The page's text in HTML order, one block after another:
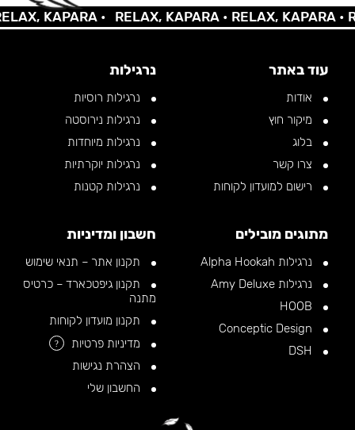
KAPARA • RELAX, KAPARA •RELAX, KAPARA •
עוד באתר
אודות
מיקור חוץ
בלוג
צרו קשר
רישום למועדון לקוחות
נרגילות
נרגילות רוסיות
נרגילות נירוסטה
נרגילות מיוחדות
נרגילות יוקרתיות
נרגילות קטנות
מתוגים מובילים
נרגילות Alpha Hookah
נרגילות Amy Deluxe
חשבון ומדיניות
תקנון אתר – תנאי שימוש
תקנון גיפטכארד – כרטיס
מתנה
תקנון מועדון לקוחות
מדיניות פרטיות
?
הצהרת נגישות
החשבון שלי